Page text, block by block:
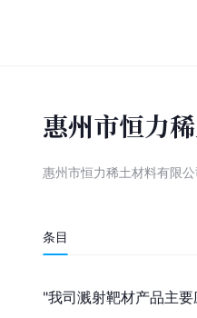
惠州市恒力
惠州市恒力稀土材料有限
条目
"我司溅射靶材产品主